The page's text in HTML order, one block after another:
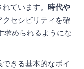
ています。 時代や
クセシビリティを確
求められるようにな
きる基本的なポイ